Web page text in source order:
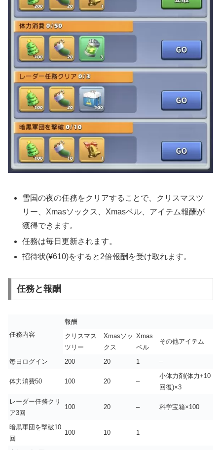
雪国の夜の任務をクリアすることで、クリスマスツ
リー、Xmasソックス、Xmasベル、アイテム報酬が
獲得できます。
任務は毎日更新されます。
招待状(¥610)をすると2倍報酬を受け取れます。
任務と報酬
任務内容
報酬
クリスマス
ツリー
Xmasソッ
クス
Xmas
ベル
その他アイテム
毎日ログイン 200 20 1 –
体力消費50 100 20 –
小体力剤(体力+10
回復)×3
レーダー任務クリ
ア3回
100 20 – 科学宝箱×100
暗黒軍団を撃破10
回
100 10 1 –